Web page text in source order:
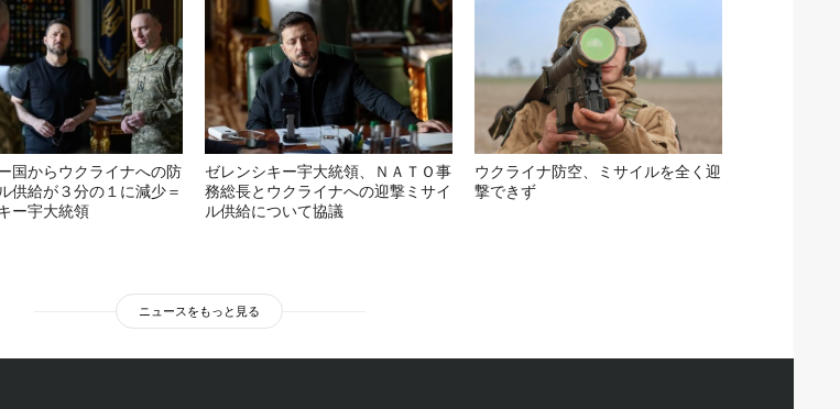
国からウクライナへの防
供給が３分の１に減少＝
ー宇大統領
ゼレンシキー宇大統領、ＮＡＴＯ事
務総長とウクライナへの迎撃ミサイ
ル供給について協議
ウクライナ防空、ミサイルを全く迎
撃できず
ニュースをもっと見る